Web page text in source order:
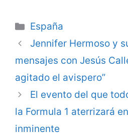
Categorie
España
Jennifer Hermoso y
mensajes con Jesús
agitado el avispero”
El evento del que
la Formula 1 aterrizará
inminente